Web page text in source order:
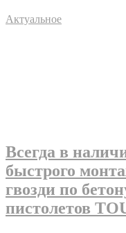
Актуальное
Всегда в
быстрого
гвозди по
пистолетов